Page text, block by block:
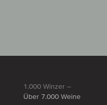
1.000 Winzer –
Über 7.000 Weine